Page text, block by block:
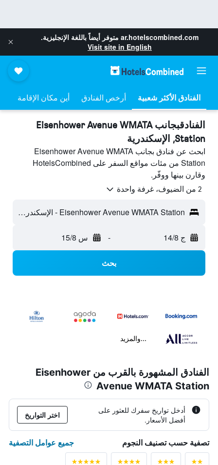
ar.hotelscombined.com متوفر أيضاً باللغة الإنجليزية.
Visit site in English
أرخص الفنادق أين مكان الإقامة
الفنادقبجانب Eisenhower Avenue WMATA
Station, الإسكندرية
ابحث عن فنادق بجانب Eisenhower Avenue WMATA
Station من مئات مواقع السفر على HotelsCombined
وقارن بينها ووفّر.
2 من الضيوف، غرفة واحدة
Eisenhower Avenue WMATA Station - الإسكندرية، VA، الولايات المتحدة الأميريكية
ج 14/8 - س 15/8
بحث
...والمزيد
الفنادق المشهورة بالقرب من Eisenhower
Avenue WMATA Station
أدخل تواريخ سفرك للعثور على
أفضل الأسعار.
اختر التواريخ
تصفية حسب تصنيف النجوم جميع عوامل التصفية